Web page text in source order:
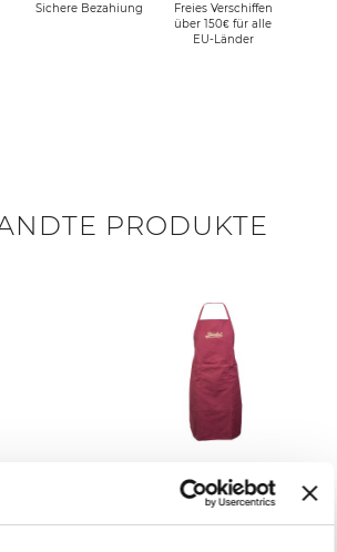
Sichere Bezahiung
Freies Verschiffen
über 150€ für alle
EU-Länder
PRODUKTE